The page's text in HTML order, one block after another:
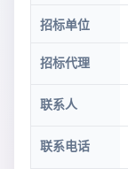
招标单位
招标代理
联系人
联系电话